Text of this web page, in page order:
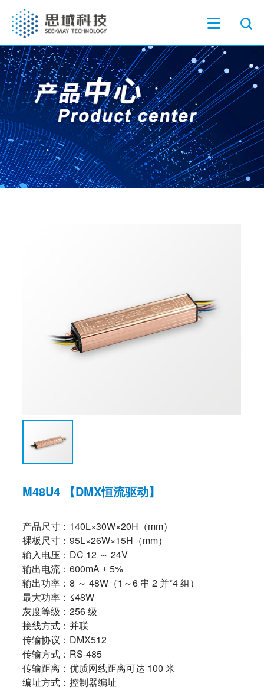
M48U4 【DMX恒流驱动】
产品尺寸：140L×30W×20H（mm）
裸板尺寸：95L×26W×15H（mm）
输入电压：DC 12 ～ 24V
输出电流：600mA ± 5%
输出功率：8 ～ 48W（1～6 串 2 并*4 组）
最大功率：≤48W
灰度等级：256 级
接线方式：并联
传输协议：DMX512
传输方式：RS-485
传输距离：优质网线距离可达 100 米
编址方式：控制器编址